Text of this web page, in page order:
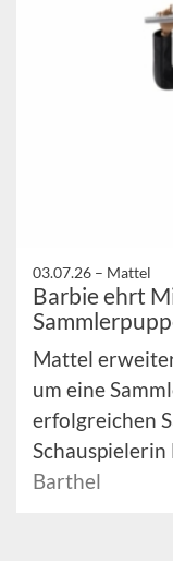
03.07.26 – Mattel
Barbie ehrt
Mattel
um eine
erfolgreichen
Barthel